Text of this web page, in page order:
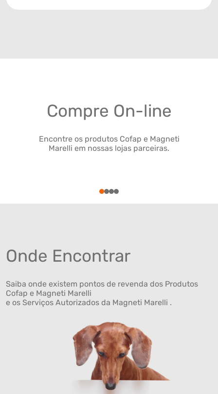
Compre On-line
Encontre os produtos Cofap e Magneti
Marelli em nossas lojas parceiras.
1234
Onde Encontrar
Saiba onde existem pontos de revenda dos Produtos
Cofap e Magneti Marelli
e os Serviços Autorizados da Magneti Marelli .